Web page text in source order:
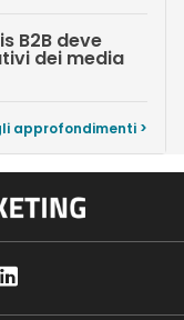
B2B deve
dei media
approfondimenti >